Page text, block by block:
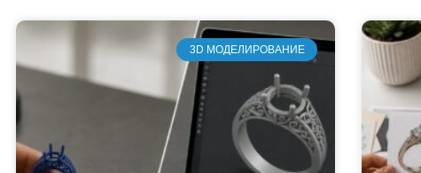
3D МОДЕЛИРОВАНИЕ